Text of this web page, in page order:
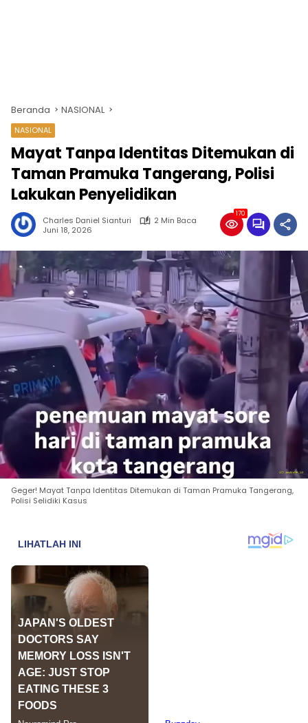
Beranda NASIONAL
NASIONAL
Mayat Tanpa Identitas Ditemukan di
Taman Pramuka Tangerang, Polisi
Lakukan Penyelidikan
Charles Daniel Sianturi
2 Min Baca
Juni 18, 2026
170
Geger! Mayat Tanpa Identitas Ditemukan di Taman Pramuka Tangerang,
Polisi Selidiki Kasus